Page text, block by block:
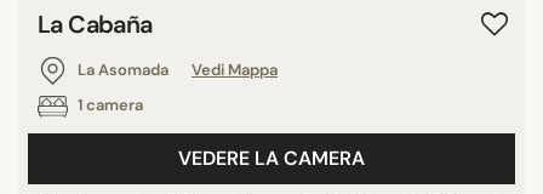
La Cabaña
La Asomada
Vedi Mappa
1 camera
VEDERE LA CAMERA